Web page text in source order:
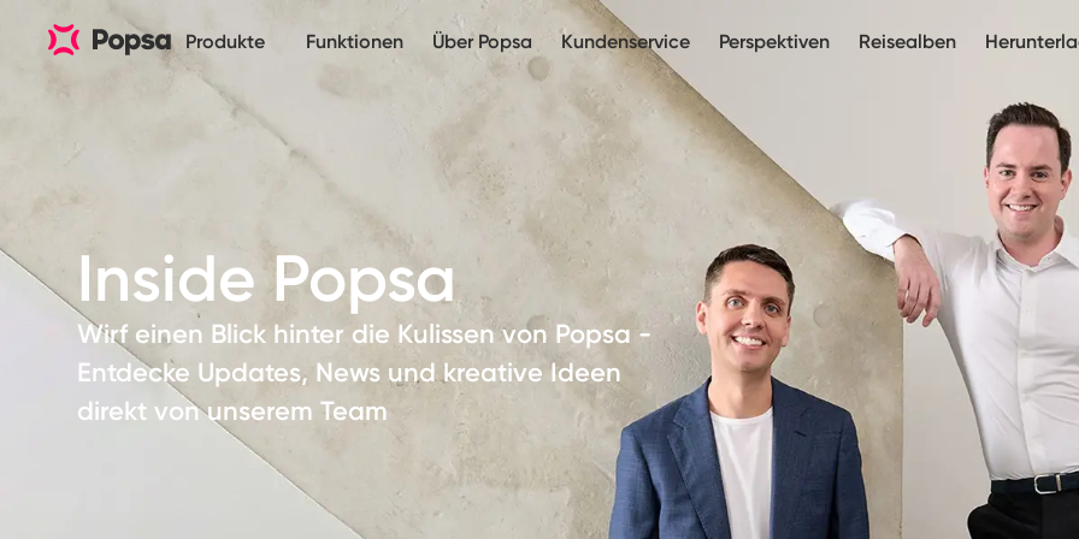
Produkte Funktionen Über Popsa Kundenservice Perspektiven Reisealben
Inside Popsa
Wirf einen Blick hinter die Kulissen von Popsa -
Entdecke Updates, News und kreative Ideen
direkt von unserem Team